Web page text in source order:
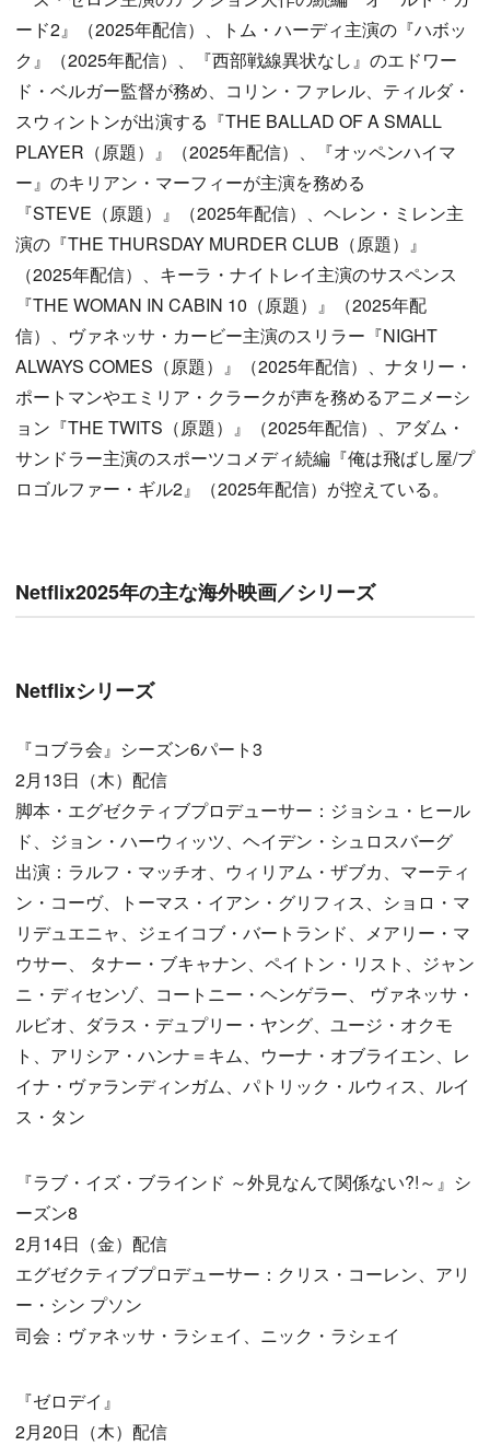
ード2』（2025年配信）、トム・ハーディ主演の『ハボッ
ク』（2025年配信）、『西部戦線異状なし』のエドワー
ド・ベルガー監督が務め、コリン・ファレル、ティルダ・
スウィントンが出演する『THE BALLAD OF A SMALL
PLAYER（原題）』（2025年配信）、『オッペンハイマ
ー』のキリアン・マーフィーが主演を務める
『STEVE（原題）』（2025年配信）、ヘレン・ミレン主
演の『THE THURSDAY MURDER CLUB（原題）』
（2025年配信）、キーラ・ナイトレイ主演のサスペンス
『THE WOMAN IN CABIN 10（原題）』（2025年配
信）、ヴァネッサ・カービー主演のスリラー『NIGHT
ALWAYS COMES（原題）』（2025年配信）、ナタリー・
ポートマンやエミリア・クラークが声を務めるアニメーシ
ョン『THE TWITS（原題）』（2025年配信）、アダム・
サンドラー主演のスポーツコメディ続編『俺は飛ばし屋/プ
ロゴルファー・ギル2』（2025年配信）が控えている。
Netflix2025年の主な海外映画／シリーズ
Netflixシリーズ
『コブラ会』シーズン6パート3
2月13日（木）配信
脚本・エグゼクティブプロデューサー：ジョシュ・ヒール
ド、ジョン・ハーウィッツ、ヘイデン・シュロスバーグ
出演：ラルフ・マッチオ、ウィリアム・ザブカ、マーティ
ン・コーヴ、トーマス・イアン・グリフィス、ショロ・マ
リデュエニャ、ジェイコブ・バートランド、メアリー・マ
ウサー、 タナー・ブキャナン、ペイトン・リスト、ジャン
ニ・ディセンゾ、コートニー・ヘンゲラー、 ヴァネッサ・
ルビオ、ダラス・デュプリー・ヤング、ユージ・オクモ
ト、アリシア・ハンナ＝キム、ウーナ・オブライエン、レ
イナ・ヴァランディンガム、パトリック・ルウィス、ルイ
ス・タン
『ラブ・イズ・ブラインド ～外見なんて関係ない?!～』シ
ーズン8
2月14日（金）配信
エグゼクティブプロデューサー：クリス・コーレン、アリ
ー・シン プソン
司会：ヴァネッサ・ラシェイ、ニック・ラシェイ
『ゼロデイ』
2月20日（木）配信